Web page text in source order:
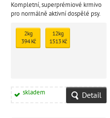
Kompletní, superprémiové krmivo
pro normálně aktivní dospělé psy.
zvláště prospěšný pro kůži a srst.
2kg
394 Kč
12kg
1513 Kč
skladem Detail